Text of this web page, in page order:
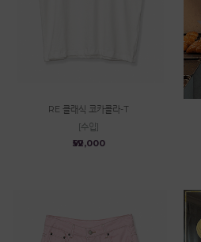
RE 클래식 코카콜라-T
[수입]
₩52,000